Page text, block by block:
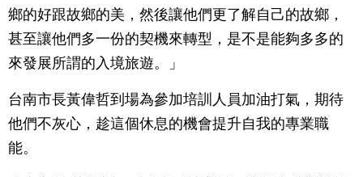
鄉的好跟故鄉的美，然後讓他們更了解自己的故鄉，
甚至讓他們多一份的契機來轉型，是不是能夠多多的
來發展所謂的入境旅遊。」
台南市長黃偉哲到場為參加培訓人員加油打氣，期待
他們不灰心，趁這個休息的機會提升自我的專業職
能。